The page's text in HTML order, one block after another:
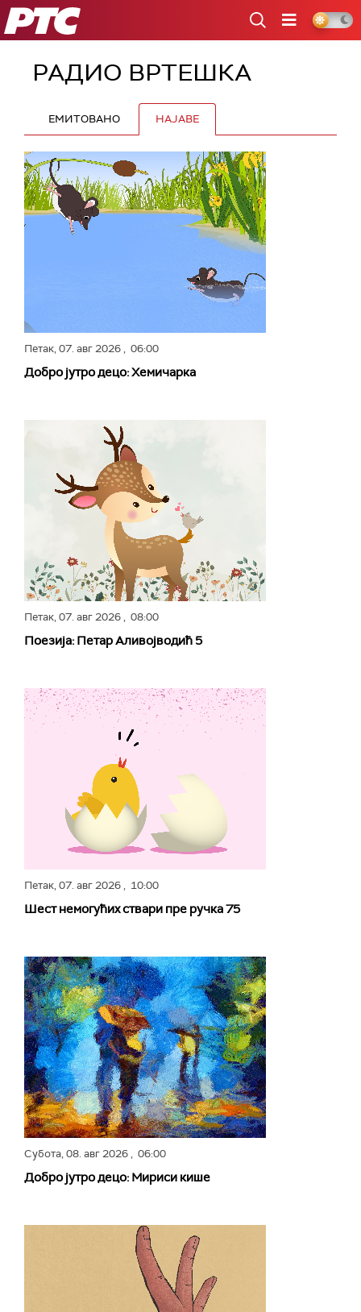
РТС
РАДИО ВРТЕШКА
ЕМИТОВАНО НАЈАВЕ
Петак,07. авг 2026, 06:00
Добро јутро децо: Хемичарка
Петак,07. авг 2026, 08:00
Поезија: Петар Аливојводић 5
Петак,07. авг 2026, 10:00
Шест немогућих ствари пре ручка 75
Субота,08. авг 2026, 06:00
Добро јутро децо: Мириси кише